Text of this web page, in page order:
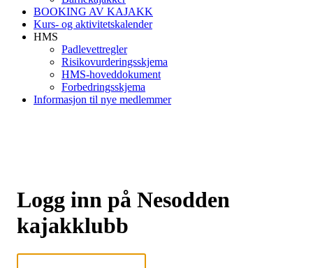
BOOKING AV KAJAKK
Kurs- og aktivitetskalender
HMS
Padlevettregler
Risikovurderingsskjema
HMS-hoveddokument
Forbedringsskjema
Informasjon til nye medlemmer
Logg inn på Nesodden
kajakklubb